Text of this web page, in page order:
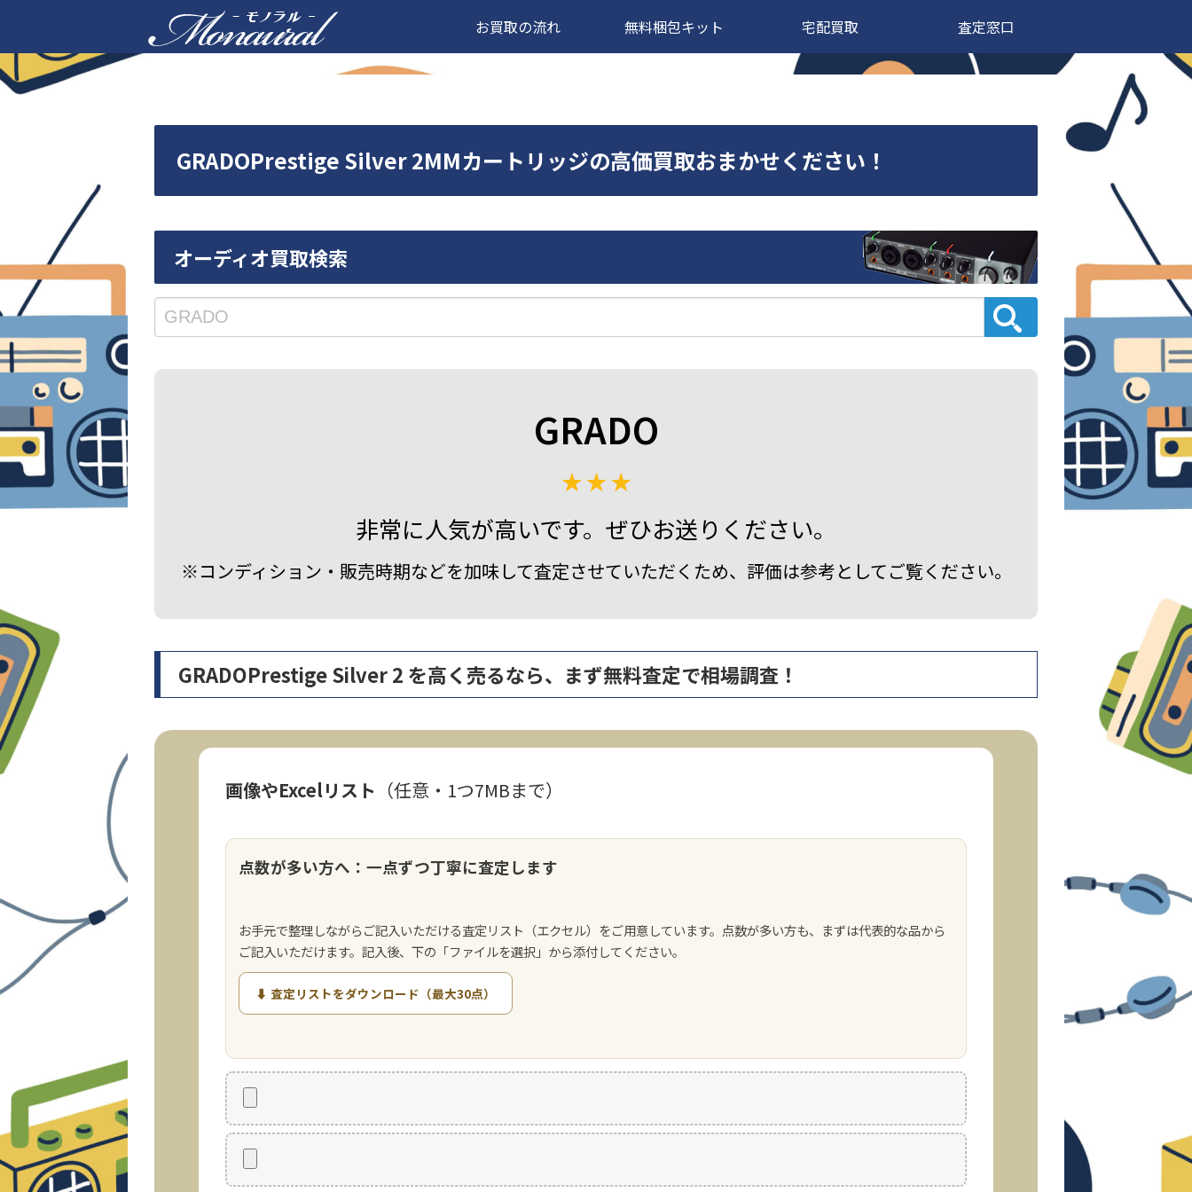
お買取の流れ 無料梱包キット 宅配買取 査定窓口
GRADOPrestige Silver 2MMカートリッジの高価買取おまかせください！
オーディオ買取検索
GRADO
非常に人気が高いです。ぜひお送りください。
※コンディション・販売時期などを加味して査定させていただくため、評価は参考としてご覧ください。
GRADOPrestige Silver 2 を高く売るなら、まず無料査定で相場調査！
画像やExcelリスト （任意・1つ7MBまで）
点数が多い方へ：一点ずつ丁寧に査定します
お手元で整理しながらご記入いただける査定リスト（エクセル）をご用意しています。点数が多い方も、まずは代表的な品から
ご記入いただけます。記入後、下の「ファイルを選択」から添付してください。
⬇ 査定リストをダウンロード（最大30点）